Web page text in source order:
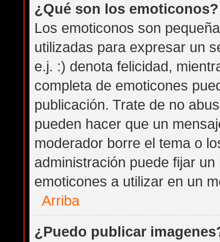
¿Qué son los emoticonos?
Los emoticonos son
utilizadas para expresar un
e.j. :) denota felicidad,
completa de emoticones
publicación. Trate de no
pueden hacer que un
moderador borre el tema o
administración puede fijar
emoticones a utilizar en un
Arriba
¿Puedo publicar